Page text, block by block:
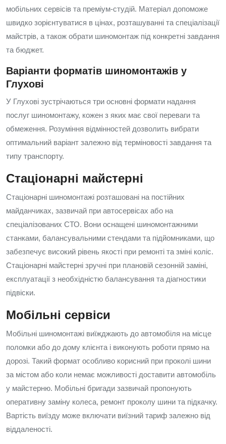
мобільних сервісів та преміум-студій. Матеріал допоможе
швидко зорієнтуватися в цінах, розташуванні та спеціалізації
майстрів, а також обрати шиномонтаж під конкретні завдання
та бюджет.
Варіанти форматів шиномонтажів у
Глухові
У Глухові зустрічаються три основні формати надання
послуг шиномонтажу, кожен з яких має свої переваги та
обмеження. Розуміння відмінностей дозволить вибрати
оптимальний варіант залежно від терміновості завдання та
типу транспорту.
Стаціонарні майстерні
Стаціонарні шиномонтажі розташовані на постійних
майданчиках, зазвичай при автосервісах або на
спеціалізованих СТО. Вони оснащені шиномонтажними
станками, балансувальними стендами та підйомниками, що
забезпечує високий рівень якості при ремонті та зміні коліс.
Стаціонарні майстерні зручні при плановій сезонній заміні,
експлуатації з необхідністю балансування та діагностики
підвіски.
Мобільні сервіси
Мобільні шиномонтажі виїжджають до автомобіля на місце
поломки або до дому клієнта і виконують роботи прямо на
дорозі. Такий формат особливо корисний при проколі шини
за містом або коли немає можливості доставити автомобіль
у майстерню. Мобільні бригади зазвичай пропонують
оперативну заміну колеса, ремонт проколу шини та підкачку.
Вартість виїзду може включати виїзний тариф залежно від
віддаленості.